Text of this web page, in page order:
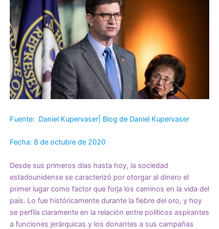
Fuente: Daniel Kupervaser| Blog de Daniel Kupervaser
Fecha: 8 de octubre de 2020
Desde sus primeros días hasta hoy, la sociedad
estadounidense se caracterizó por otorgar al dinero el
primer lugar como factor que forja los caminos en la vida del
país. Lo fue históricamente durante la fiebre del oro, y hoy
se perfila claramente en la relación entre políticos aspirantes
a funciones jerárquicas y los donantes a sus campañas